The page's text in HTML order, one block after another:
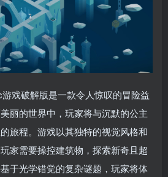
戏破解版是一款令人惊叹的冒险益
丽的世界中，玩家将与沉默的公主
旅程。游戏以其独特的视觉风格和
家需要操控建筑物，探索新奇且超
于光学错觉的复杂谜题，玩家将体